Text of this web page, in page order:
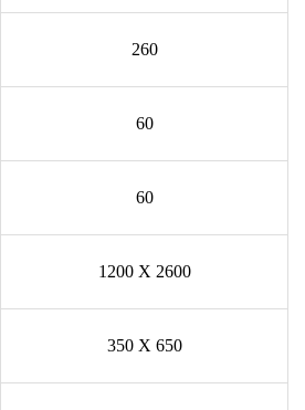
260
60
60
1200 X 2600
350 X 650